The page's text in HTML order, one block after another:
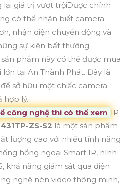
lại giá trị vượt trộiDược chính
có thể nhận biết camera
nhận diện chuyển động và
sự kiện bất thường.
phẩm này có thể được mua
tại An Thành Phát. Đây là
sở hữu một chiếc camera
hợp lý.
công nghệ thì có thể xem IP
ZS-S2là một sản phẩm
lượng cao với nhiều tính năng
hồng ngoại Smart IR, hình
khả năng giám sát qua điện
nghệ nén video thông minh,